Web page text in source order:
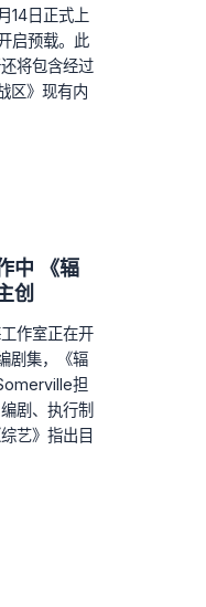
14日正式上
启预载。此
将包含经过
区》现有内
中 《辐
创
作室正在开
剧集，《辐
担
剧、执行制
艺》指出目